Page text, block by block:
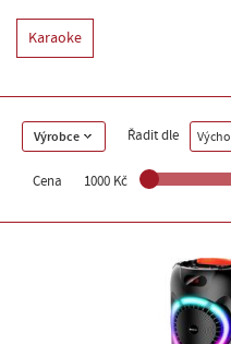
Karaoke
Výrobce Řadit dle
Cena 1000 Kč